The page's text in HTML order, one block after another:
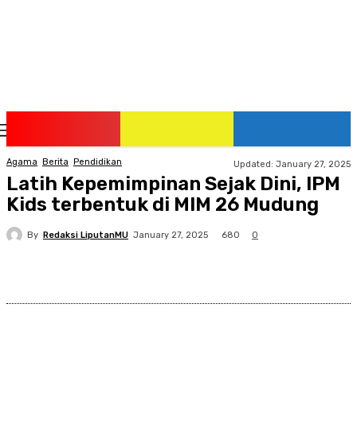
Agama Berita Pendidikan Updated: January 27, 2025
Latih Kepemimpinan Sejak Dini, IPM
Kids terbentuk di MIM 26 Mudung
By Redaksi LiputanMU January 27, 2025 680 0